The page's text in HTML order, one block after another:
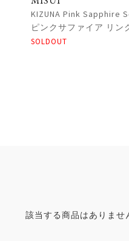
KIZUNA Pink Sapphire
ピンクサファイア リン
SOLDOUT
該当する商品はありませ